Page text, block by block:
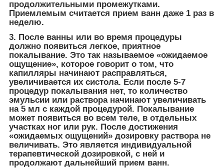
продолжительными промежутками.
Приемлемым считается прием ванн даже 1 раз в
неделю.
3. После ванны или во время процедуры
должно появиться легкое, приятное
покалывание. Это так называемое «ожидаемое
ощущение», которое говорит о том, что
капилляры начинают расправляться,
увеличивается их систола. Если после 5-7
процедур покалывания нет, то количество
эмульсии или раствора начинают увеличивать
на 5 мл с каждой процедурой. Покалывание
может появиться во всем теле, в отдельных
участках ног или рук. После достижения
«ожидаемых ощущений» дозировку раствора не
величивать. Это является индивидуальной
терапевтической дозировкой, с ней и
продолжают дальнейший прием ванн.